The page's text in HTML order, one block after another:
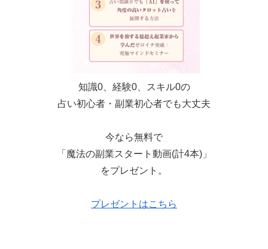
知識0、経験0、スキル0の
占い初心者・副業初心者でも大丈夫
今なら無料で
「魔法の副業スタート動画(計4本)」
をプレゼント。
プレゼントはこちら